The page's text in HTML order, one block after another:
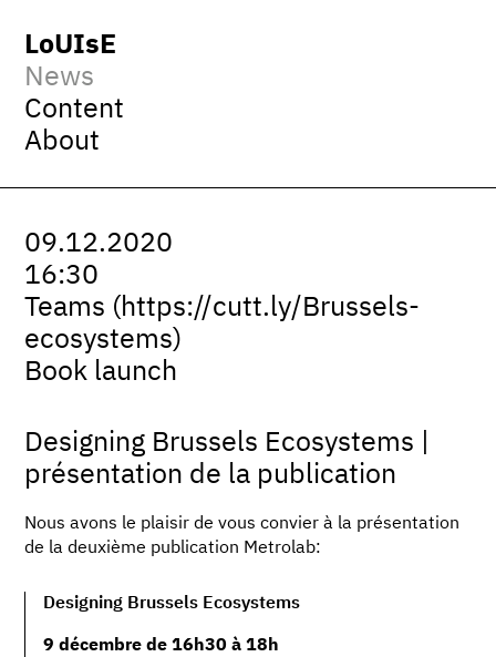
LoUIsE
News
Content
About
09.12.2020
16:30
Teams (https://cutt.ly/Brussels-
ecosystems)
Book launch
Designing Brussels Ecosystems |
présentation de la publication
Nous avons le plaisir de vous convier à la présentation
de la deuxième publication Metrolab:
Designing Brussels Ecosystems
9 décembre de 16h30 à 18h